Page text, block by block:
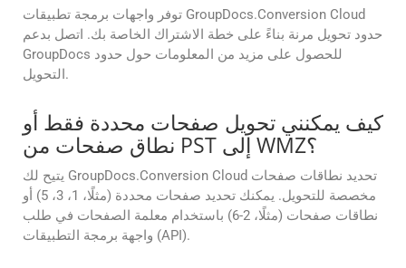
توفر واجهات برمجة تطبيقات GroupDocs.Conversion Cloud
حدود تحويل مرنة بناءً على خطة الاشتراك الخاصة بك. اتصل بدعم
GroupDocs للحصول على مزيد من المعلومات حول حدود
التحويل.
كيف يمكنني تحويل صفحات محددة فقط أو
نطاق صفحات من PST إلى WMZ؟
يتيح لك GroupDocs.Conversion Cloud تحديد نطاقات صفحات
مخصصة للتحويل. يمكنك تحديد صفحات محددة (مثلًا، 1، 3، 5) أو
نطاقات صفحات (مثلًا، 2-6) باستخدام معلمة الصفحات في طلب
واجهة برمجة التطبيقات (API).